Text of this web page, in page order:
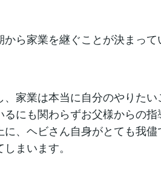
から家業を継ぐことが決まって
、家業は本当に自分のやりた
るにも関わらずお父様からの
に、ヘビさん自身がとても我
まいます。